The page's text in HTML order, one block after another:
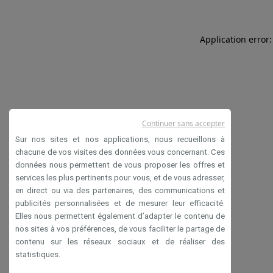
Application
Sur nos sites et nos applications, nous recueillons à
chacune de vos visites des données vous concernant. Ces
données nous permettent de vous proposer les offres et
services les plus pertinents pour vous, et de vous adresser,
en direct ou via des partenaires, des communications et
publicités personnalisées et de mesurer leur efficacité.
Elles nous permettent également d’adapter le contenu de
nos sites à vos préférences, de vous faciliter le partage de
contenu sur les réseaux sociaux et de réaliser des
statistiques.
Continuer sans accepter